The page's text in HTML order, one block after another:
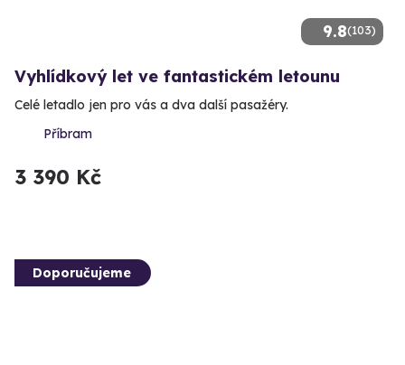
9.8(103)
Vyhlídkový let ve fantastickém letounu
Celé letadlo jen pro vás a dva další pasažéry.
Příbram
3 390 Kč
Doporučujeme